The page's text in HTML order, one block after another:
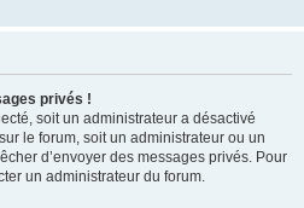
privés !
soit un administrateur a désactivé
le forum, soit un administrateur ou un
d’envoyer des messages privés. Pour
un administrateur du forum.